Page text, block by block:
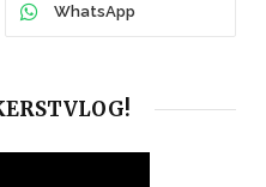
WhatsApp